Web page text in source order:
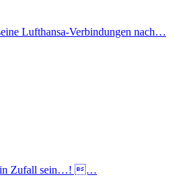
Lufthansa-Verbindungen nach…
Zufall sein…! …